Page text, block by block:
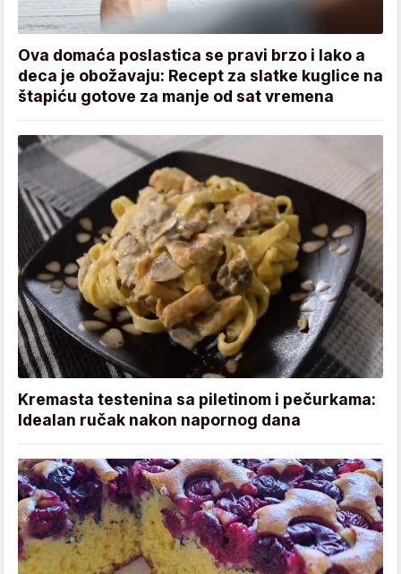
Ova domaća poslastica se pravi brzo i lako a
deca je obožavaju: Recept za slatke kuglice na
štapiću gotove za manje od sat vremena
Kremasta testenina sa piletinom i pečurkama:
Idealan ručak nakon napornog dana